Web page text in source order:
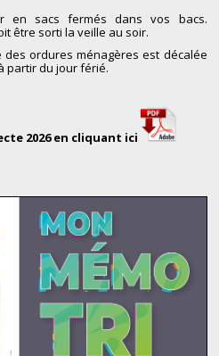
en sacs fermés dans vos bacs.
être sorti la veille au soir.
ordures ménagères est décalée
partir du jour férié.
2026 en cliquant ici